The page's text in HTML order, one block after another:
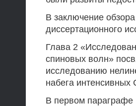
В заключение
диссертационного
Глава 2
спиновых волн»
исследованию
набега интенсивных
В первом параграфе